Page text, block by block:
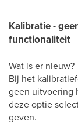
Kalibratie -
functionaliteit
Wat is er nieuw?
Bij het
geen uitvoering
deze optie
geven.